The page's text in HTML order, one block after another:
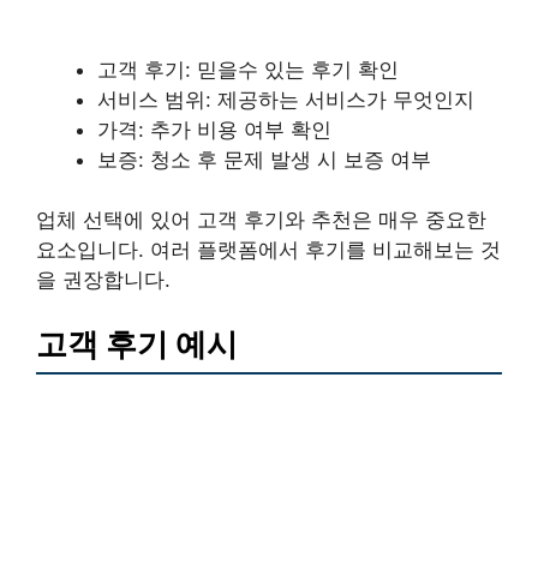
고객 후기: 믿을수 있는 후기 확인
서비스 범위: 제공하는 서비스가 무엇인지
가격: 추가 비용 여부 확인
보증: 청소 후 문제 발생 시 보증 여부
업체 선택에 있어 고객 후기와 추천은 매우 중요한
요소입니다. 여러 플랫폼에서 후기를 비교해보는 것
을 권장합니다.
고객 후기 예시